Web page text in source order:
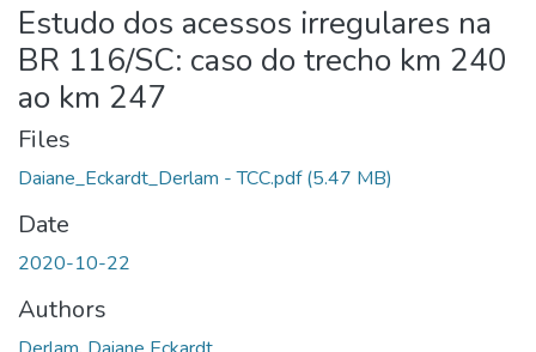
Contatos
Estudo dos acessos irregulares na
BR 116/SC: caso do trecho km 240
ao km 247
Files
Daiane_Eckardt_Derlam - TCC.pdf(5.47 MB)
Date
2020-10-22
Authors